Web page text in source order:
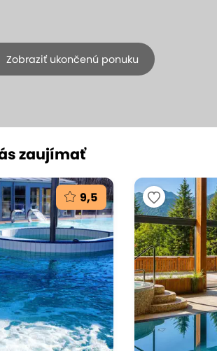
Zobraziť ukončenú ponuku
+5
fotokoláž na 100 %
s rámom od Blumi
(mapa)
hodnotenie
na 100 % bavlnené plátno sa
umeleckým dielom. Nahrajte
fotografiu a urobte z nej dôležitú
Takú, ktorá vám pri každom
zaujímať
9,5